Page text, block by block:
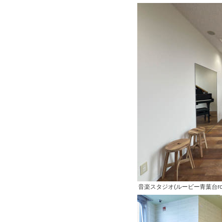
音楽スタジオ(ルービー青葉台